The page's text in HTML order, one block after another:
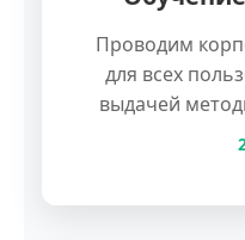
Проводим
для всех
выдачей